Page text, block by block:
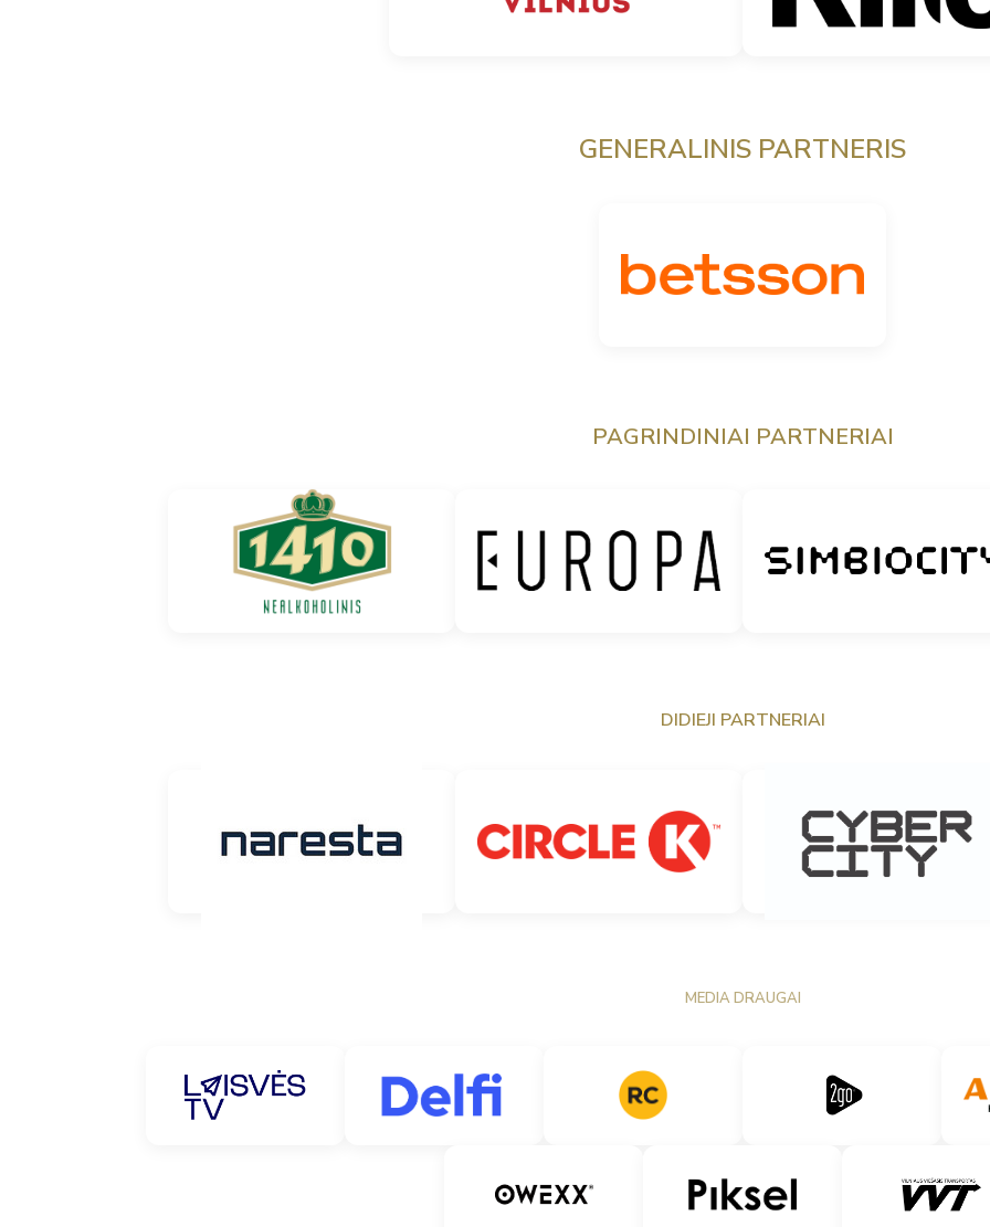
GENERALINIS PARTNERIS
PAGRINDINIAI PARTNERIAI
DIDIEJI PARTNERIAI
MEDIA DRAUGAI